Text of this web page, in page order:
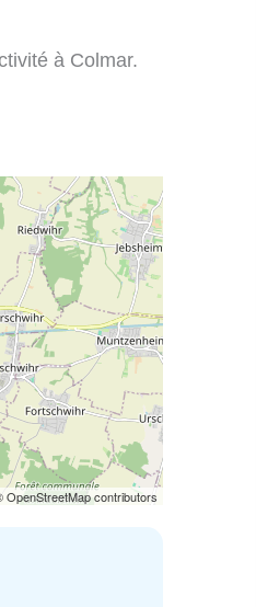
à Colmar.
OpenStreetMap contributors